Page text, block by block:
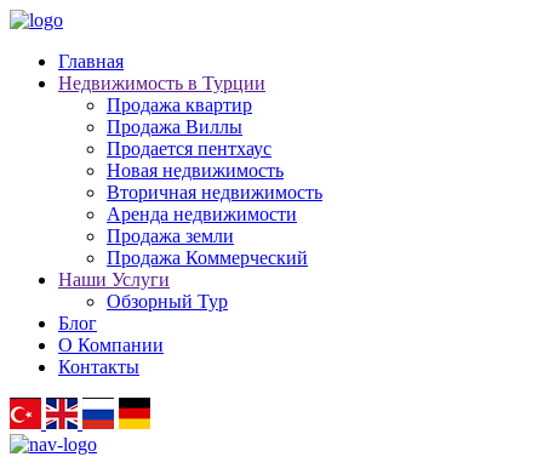
Главная
Недвижимость в Турции
Продажа квартир
Продажа Виллы
Продается пентхаус
Новая недвижимость
Вторичная недвижимость
Аренда недвижимости
Продажа земли
Продажа Коммерческий
Наши Услуги
Обзорный Тур
Блог
О Компании
Контакты